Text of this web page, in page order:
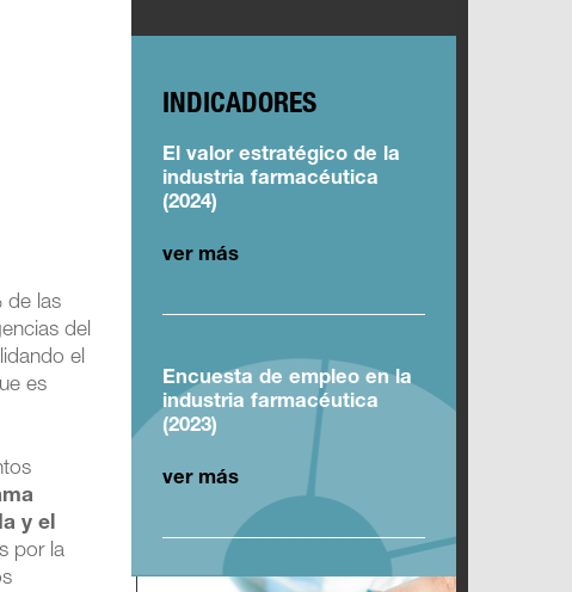
de las
del
el
es
y el
por la
INDICADORES
El valor estratégico de la
industria farmacéutica
(2024)
ver más
Encuesta de empleo en la
industria farmacéutica
(2023)
ver más